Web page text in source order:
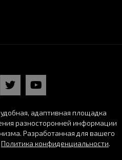
адаптивная площадка
разносторонней информации
Разработанная для вашего
Политика конфиденциальности.